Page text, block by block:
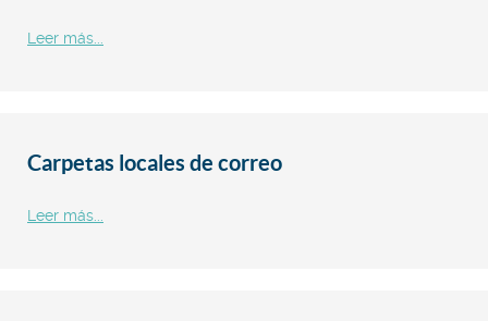
Leer más...
Carpetas locales de correo
Leer más...